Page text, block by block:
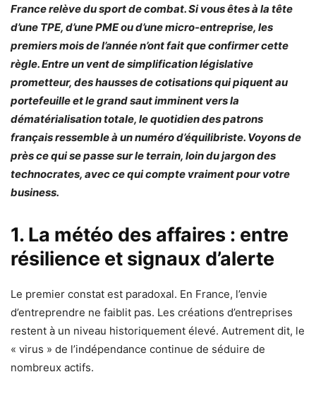
France relève du sport de combat. Si vous êtes à la tête
d’une TPE, d’une PME ou d’une micro-entreprise, les
premiers mois de l’année n’ont fait que confirmer cette
règle. Entre un vent de simplification législative
prometteur, des hausses de cotisations qui piquent au
portefeuille et le grand saut imminent vers la
dématérialisation totale, le quotidien des patrons
français ressemble à un numéro d’équilibriste. Voyons de
près ce qui se passe sur le terrain, loin du jargon des
technocrates, avec ce qui compte vraiment pour votre
business.
1. La météo des affaires : entre
résilience et signaux d’alerte
Le premier constat est paradoxal. En France, l’envie
d’entreprendre ne faiblit pas. Les créations d’entreprises
restent à un niveau historiquement élevé. Autrement dit, le
« virus » de l’indépendance continue de séduire de
nombreux actifs.